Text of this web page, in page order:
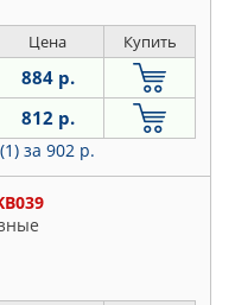
Цена Купить
884 р.
812 р.
за 902 р.